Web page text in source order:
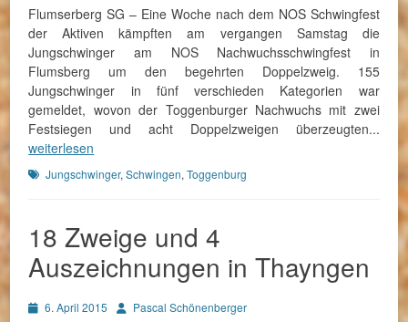
Flumserberg SG – Eine Woche nach dem NOS Schwingfest
der Aktiven kämpften am vergangen Samstag die
Jungschwinger am NOS Nachwuchsschwingfest in
Flumsberg um den begehrten Doppelzweig. 155
Jungschwinger in fünf verschieden Kategorien war
gemeldet, wovon der Toggenburger Nachwuchs mit zwei
Festsiegen und acht Doppelzweigen überzeugten...
weiterlesen
Schlagworte
Jungschwinger,Schwingen,Toggenburg
18 Zweige und 4
Auszeichnungen in Thayngen
Posted6. April 2015 AutorPascal Schönenberger